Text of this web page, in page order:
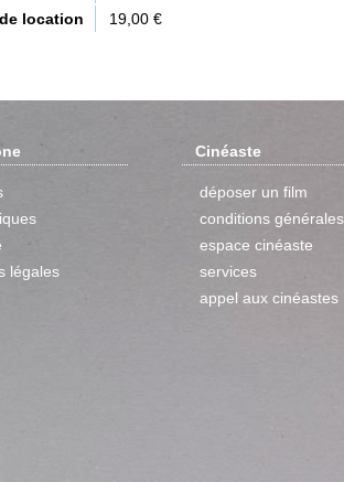
location
19,00 €
légales
Cinéaste
déposer un film
conditions générales
espace cinéaste
services
appel aux cinéastes